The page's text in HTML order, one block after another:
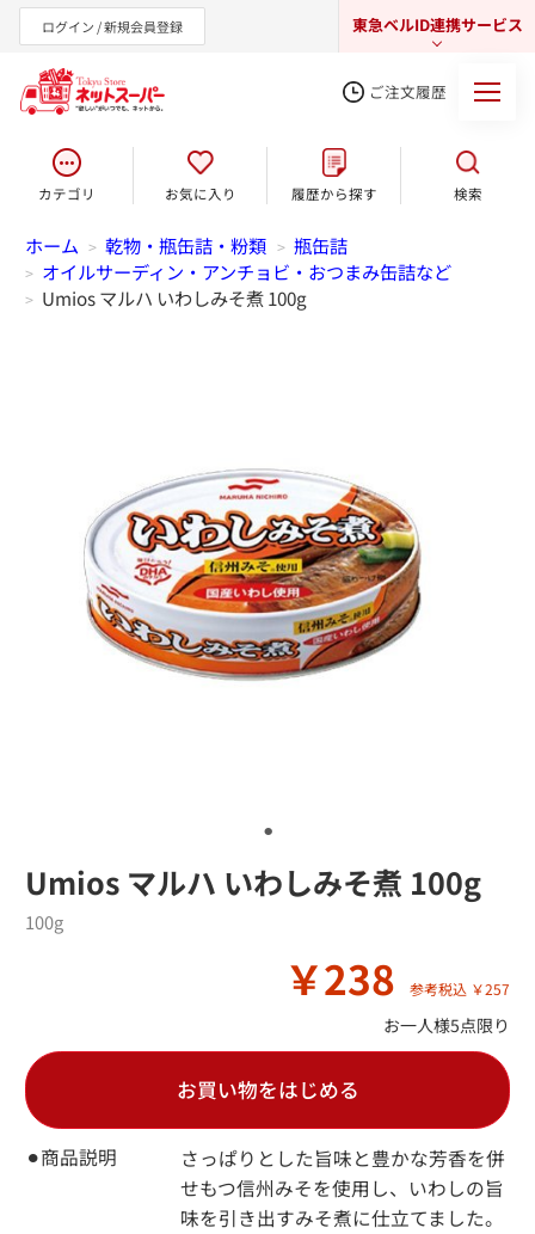
ログイン / 新規会員登録 東急ベルID連携サービス
東急オンラインショップ
ご注文履歴
カテゴリ お気に入り 履歴から探す 検索
ホーム > 乾物・瓶缶詰・粉類 > 瓶缶詰
> オイルサーディン・アンチョビ・おつまみ缶詰など
> Umios マルハ いわしみそ煮 100g
Umios マルハ いわしみそ煮 100g
⚫︎商品説明
さっぱりとした旨味と豊かな芳香を併
せもつ信州みそを使用し、いわしの旨
味を引き出すみそ煮に仕立てました。
￥238 参考税込 ￥257
お一人様5点限り
100g
お買い物をはじめる